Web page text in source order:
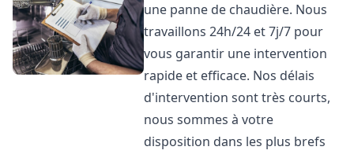
une panne de chaudière. Nous
travaillons 24h/24 et 7j/7 pour
vous garantir une intervention
rapide et efficace. Nos délais
d'intervention sont très courts,
nous sommes à votre
disposition dans les plus brefs